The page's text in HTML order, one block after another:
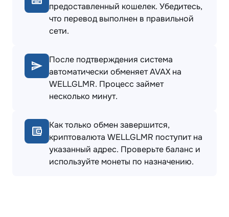
предоставленный кошелек. Убедитесь,
что перевод выполнен в правильной
сети.
После подтверждения система
автоматически обменяет AVAX на
WELLGLMR. Процесс займет
несколько минут.
Как только обмен завершится,
криптовалюта WELLGLMR поступит на
указанный адрес. Проверьте баланс и
используйте монеты по назначению.